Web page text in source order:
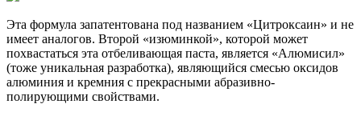
Эта формула запатентована под названием «Цитроксаин» и не
имеет аналогов. Второй «изюминкой», которой может
похвастаться эта отбеливающая паста, является «Алюмисил»
(тоже уникальная разработка), являющийся смесью оксидов
алюминия и кремния с прекрасными абразивно-
полирующими свойствами.